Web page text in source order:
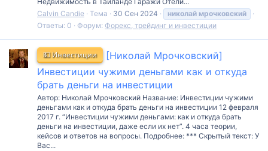
Calvin Candie Тема 30 Сен 2024 николай мрочковский
Ответы: 0
Форум: Форекс, трейдинг и инвестиции
💵 Инвестиции
[Николай Мрочковский]
Инвестиции чужими деньгами как и откуда
брать деньги на инвестиции
Автор: Николай Мрочковский Название: Инвестиции чужими
деньгами как и откуда брать деньги на инвестиции 12 февраля
2017 г. “Инвестиции чужими деньгами: как и откуда брать
деньги на инвестиции, даже если их нет”. 4 часа теории,
кейсов и ответов на вопросы. Подробнее: *** Скрытый текст: У
Вас...